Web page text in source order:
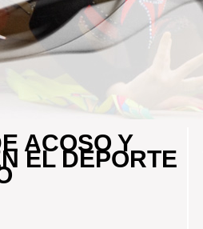
ACOSO Y
EL DEPORTE